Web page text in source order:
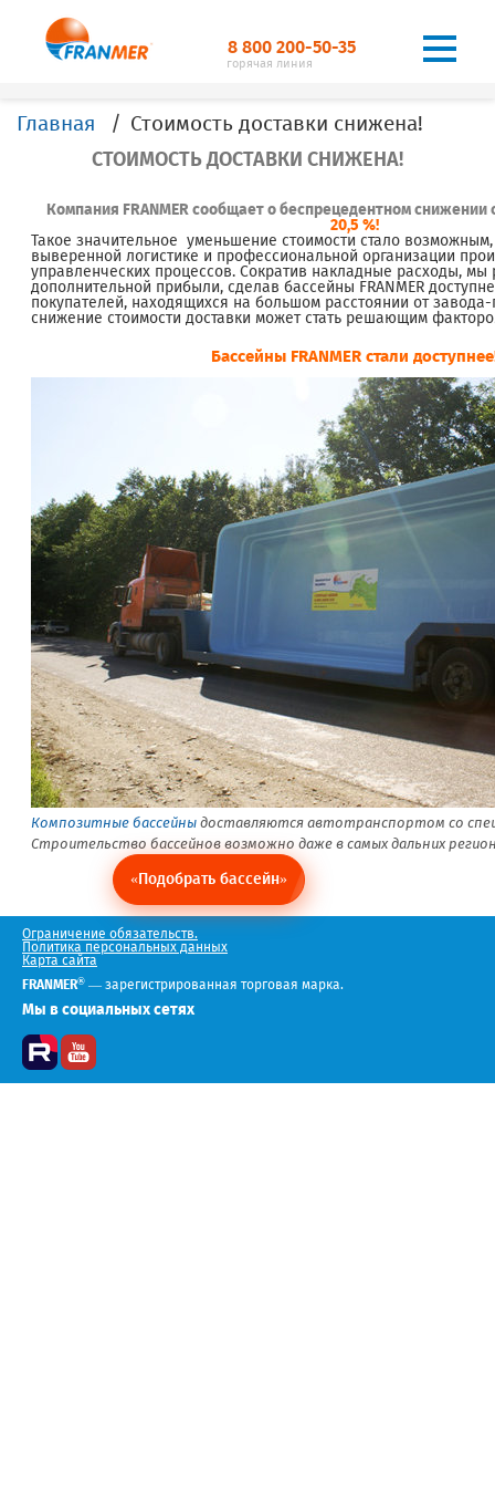
8 800 200-50-35
горячая линия
Главная Стоимость доставки снижена!
СТОИМОСТЬ ДОСТАВКИ СНИЖЕНА!
Компания FRANMER сообщает о беспрецедентном снижении
20,5 %!
Такое значительное уменьшение стоимости стало
выверенной логистике и профессиональной организации
управленческих процессов. Сократив накладные расходы, мы
дополнительной прибыли, сделав бассейны FRANMER
покупателей, находящихся на большом расстоянии от
снижение стоимости доставки может стать решающим
Бассейны FRANMER стали
Композитные бассейныдоставляются автотранспортом со
Строительство бассейнов возможно даже в самых дальних
«Подобрать бассейн»
Ограничение обязательств.
Политика персональных данных
Карта сайта
FRANMER® — зарегистрированная торговая марка.
Мы в социальных сетях